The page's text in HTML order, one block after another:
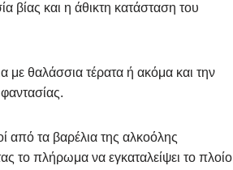
βίας και η άθικτη κατάσταση του
με θαλάσσια τέρατα ή ακόμα και την
από τα βαρέλια της αλκοόλης
το πλήρωμα να εγκαταλείψει το πλοίο